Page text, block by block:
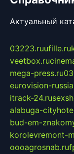
Актуальный
03223.ruufille.ru
veetbox.ru
mega-press.ru
eurovision-
itrack-24.ru
alabuga-
bud-em-
korolevremont-
oooagrosnab.ru